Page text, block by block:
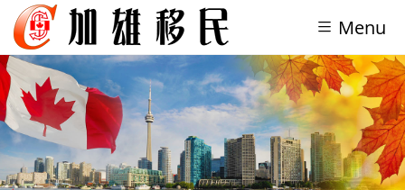
Menu